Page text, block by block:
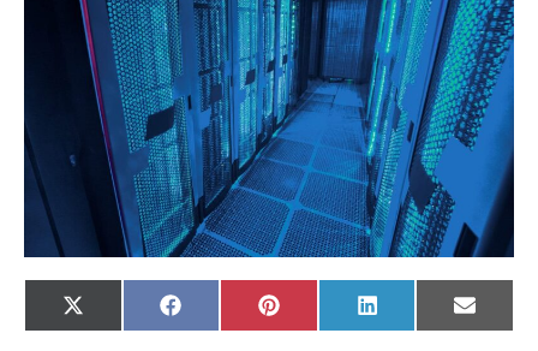
X
(Twitter)
FacebookPinterest LinkedIn
Email